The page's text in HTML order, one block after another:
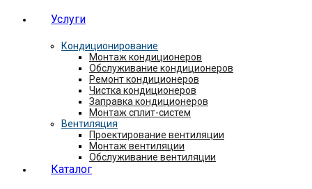
Услуги
Кондиционирование
Монтаж кондиционеров
Обслуживание кондиционеров
Ремонт кондиционеров
Чистка кондиционеров
Заправка кондиционеров
Монтаж сплит-систем
Вентиляция
Проектирование вентиляции
Монтаж вентиляции
Обслуживание вентиляции
Каталог